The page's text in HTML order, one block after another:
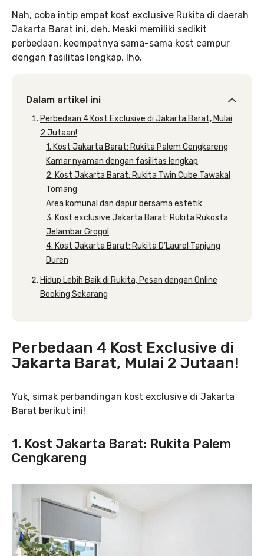
Nah, coba intip empat kost exclusive Rukita di daerah
Jakarta Barat ini, deh. Meski memiliki sedikit
perbedaan, keempatnya sama-sama kost campur
dengan fasilitas lengkap, lho.
Dalam artikel ini
Perbedaan 4 Kost Exclusive di Jakarta Barat, Mulai
2 Jutaan!
1. Kost Jakarta Barat: Rukita Palem Cengkareng
Kamar nyaman dengan fasilitas lengkap
2. Kost Jakarta Barat: Rukita Twin Cube Tawakal
Tomang
Area komunal dan dapur bersama estetik
3. Kost exclusive Jakarta Barat: Rukita Rukosta
Jelambar Grogol
4. Kost Jakarta Barat: Rukita D’Laurel Tanjung
Duren
Hidup Lebih Baik di Rukita, Pesan dengan Online
Booking Sekarang
Perbedaan 4 Kost Exclusive di
Jakarta Barat, Mulai 2 Jutaan!
Yuk, simak perbandingan kost exclusive di Jakarta
Barat berikut ini!
1. Kost Jakarta Barat: Rukita Palem
Cengkareng